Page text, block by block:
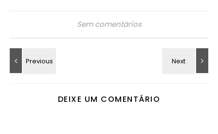
Sem comentários
DEIXE UM COMENTÁRIO